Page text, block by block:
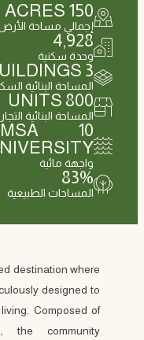
150
إجمالي مساحة
4,928
وحدة سكنية
3
المساحة البنائية
800
المساحة البنائية
10
واجهة مائية
83%
المساحات الطبيعية
destination where
designed to
Composed of
the community